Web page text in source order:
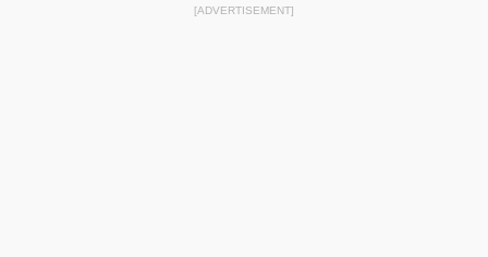
[ADVERTISEMENT]